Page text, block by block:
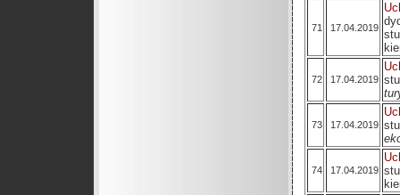
71 17.04.2019
72 17.04.2019
73 17.04.2019
74 17.04.2019